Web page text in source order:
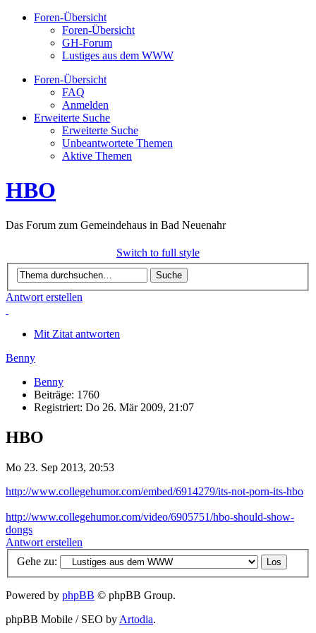
Foren-Übersicht
Foren-Übersicht
GH-Forum
Lustiges aus dem WWW
Foren-Übersicht
FAQ
Anmelden
Erweiterte Suche
Erweiterte Suche
Unbeantwortete Themen
Aktive Themen
HBO
Das Forum zum Gemeindehaus in Bad Neuenahr
Switch to full style
Antwort erstellen
Mit Zitat antworten
Benny
Benny
Beiträge: 1760
Registriert: Do 26. Mär 2009, 21:07
HBO
Mo 23. Sep 2013, 20:53
http://www.collegehumor.com/embed/6914279/its-not-porn-its-hbo
http://www.collegehumor.com/video/6905751/hbo-should-show-
dongs
Antwort erstellen
Gehe zu:
Powered by phpBB © phpBB Group.
phpBB Mobile / SEO by Artodia.